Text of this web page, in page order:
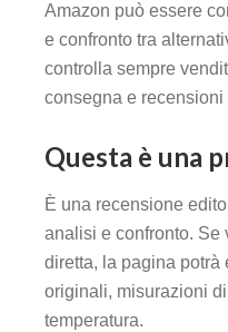
Amazon può essere
e confronto tra
controlla sempre
consegna e recensioni
Questa è una
È una recensione
analisi e confronto. Se
diretta, la pagina potrà
originali, misurazioni
temperatura.